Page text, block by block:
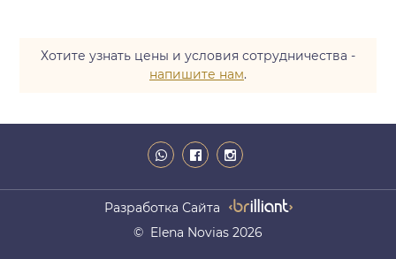
Хотите узнать цены и условия сотрудничества -
напишите нам.
Разработка Сайта
© Elena Novias 2026